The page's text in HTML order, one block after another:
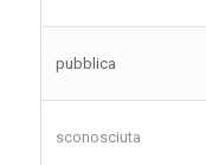
pubblica
sconosciuta